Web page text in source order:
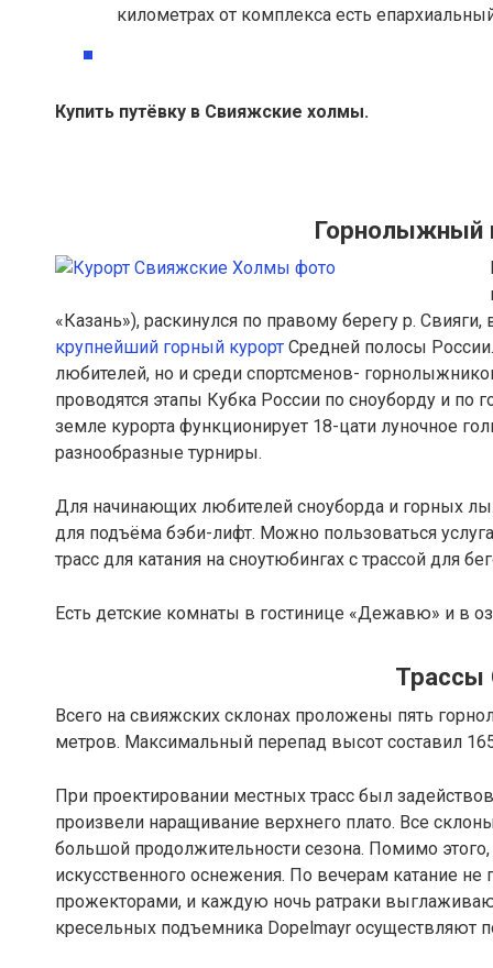
километрах от комплекса есть
Купить путёвку в Свияжские холмы.
Горнолыжный
«Казань»), раскинулся по правому берегу р.
крупнейший горный курорт Средней полосы
любителей, но и среди спортсменов-
проводятся этапы Кубка России по сноуборду и
земле курорта функционирует 18-цати луночное
разнообразные турниры.
Для начинающих любителей сноуборда и горных
для подъёма бэби-лифт. Можно пользоваться
трасс для катания на сноутюбингах с трассой для
Есть детские комнаты в гостинице «Дежавю» и в
Трассы
Всего на свияжских склонах проложены пять
метров. Максимальный перепад высот составил
При проектировании местных трасс был
произвели наращивание верхнего плато. Все
большой продолжительности сезона. Помимо
искусственного оснежения. По вечерам катание
прожекторами, и каждую ночь ратраки
кресельных подъемника Dopelmayr осуществляют